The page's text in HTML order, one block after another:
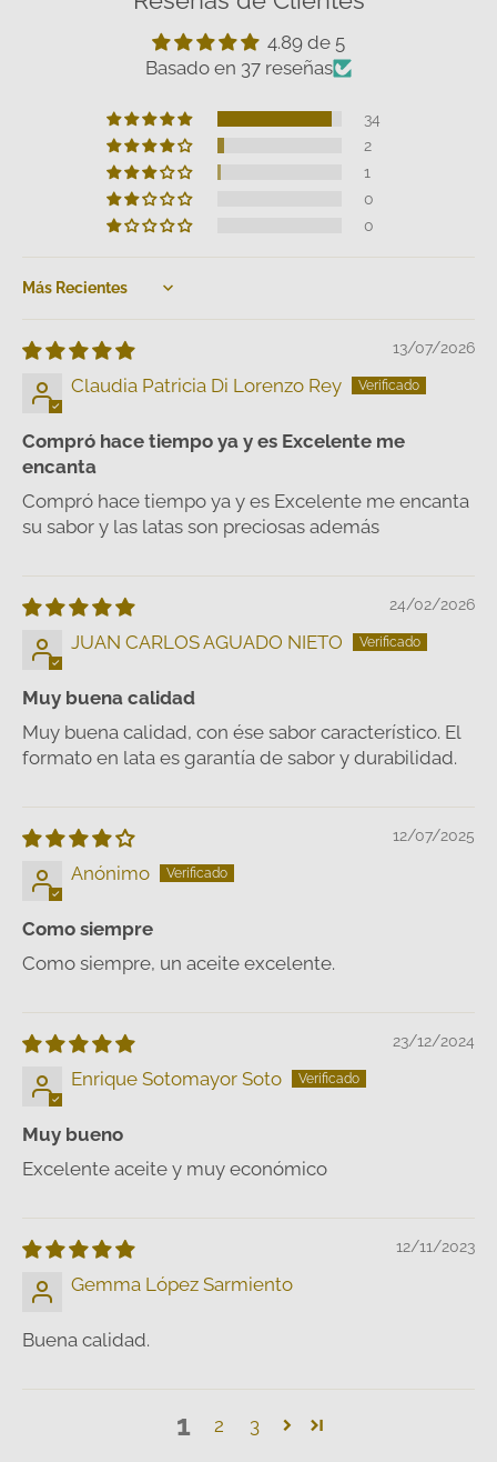
4.89 de 5
Basado en 37 reseñas
34
2
1
0
0
Sort by
13/07/2026
Claudia Patricia Di Lorenzo Rey
Compró hace tiempo ya y es Excelente me
encanta
Compró hace tiempo ya y es Excelente me encanta
su sabor y las latas son preciosas además
24/02/2026
JUAN CARLOS AGUADO NIETO
Muy buena calidad
Muy buena calidad, con ése sabor característico. El
formato en lata es garantía de sabor y durabilidad.
12/07/2025
Anónimo
Como siempre
Como siempre, un aceite excelente.
23/12/2024
Enrique Sotomayor Soto
Muy bueno
Excelente aceite y muy económico
12/11/2023
Gemma López Sarmiento
Buena calidad.
1 2 3